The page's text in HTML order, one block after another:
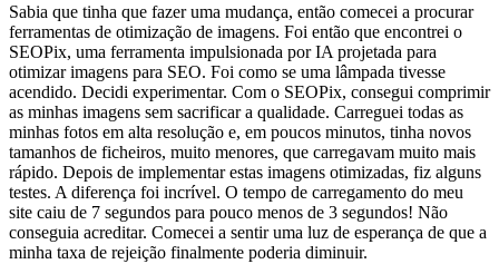
Sabia que tinha que fazer uma mudança, então comecei a procurar
ferramentas de otimização de imagens. Foi então que encontrei o
SEOPix, uma ferramenta impulsionada por IA projetada para
otimizar imagens para SEO. Foi como se uma lâmpada tivesse
acendido. Decidi experimentar. Com o SEOPix, consegui comprimir
as minhas imagens sem sacrificar a qualidade. Carreguei todas as
minhas fotos em alta resolução e, em poucos minutos, tinha novos
tamanhos de ficheiros, muito menores, que carregavam muito mais
rápido. Depois de implementar estas imagens otimizadas, fiz alguns
testes. A diferença foi incrível. O tempo de carregamento do meu
site caiu de 7 segundos para pouco menos de 3 segundos! Não
conseguia acreditar. Comecei a sentir uma luz de esperança de que a
minha taxa de rejeição finalmente poderia diminuir.